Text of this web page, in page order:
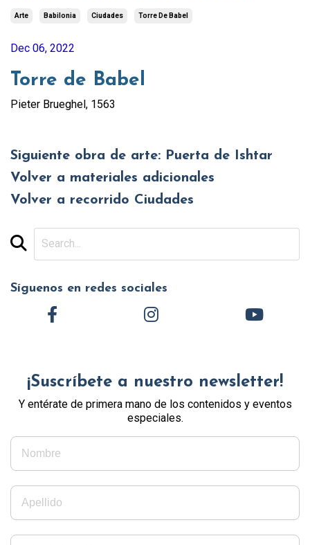
Arte Babilonia Ciudades Torre De Babel
Dec 06, 2022
Torre de Babel
Pieter Brueghel, 1563
Siguiente obra de arte: Puerta de Ishtar
Volver a materiales adicionales
Volver a recorrido Ciudades
Síguenos en redes sociales
¡Suscríbete a nuestro newsletter!
Y entérate de primera mano de los contenidos y eventos
especiales.